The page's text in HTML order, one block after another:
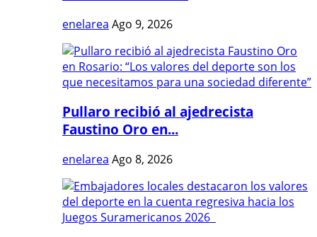
enelarea Ago 9, 2026
Pullaro recibió al ajedrecista
Faustino Oro en...
enelarea Ago 8, 2026